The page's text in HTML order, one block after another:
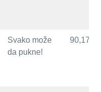
Svako može
da pukne!
90,17